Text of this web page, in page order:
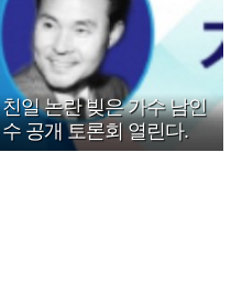
친일 논란 빚은 가수 남인
수 공개 토론회 열린다.